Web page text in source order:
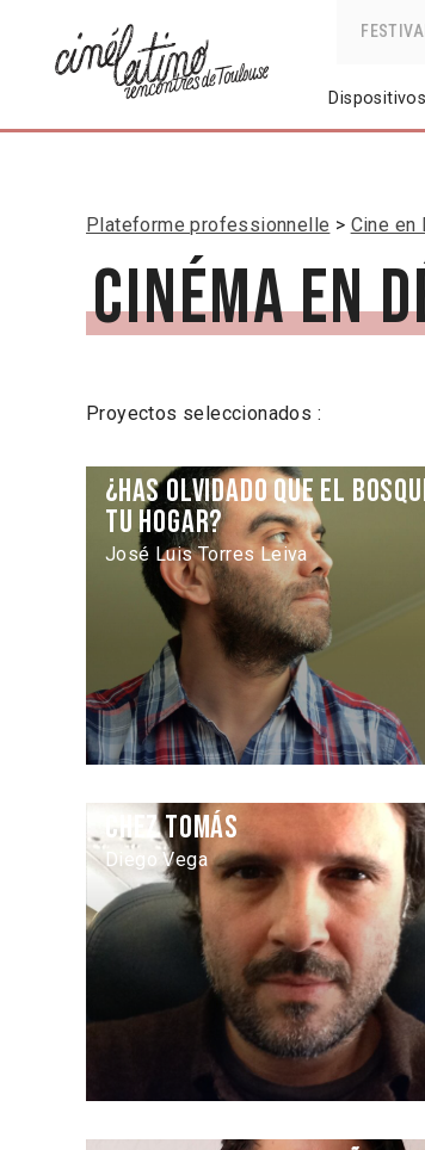
Dispositivos
Plateforme professionnelle Cine en
Cinéma en
Proyectos seleccionados :
¿Has olvidado que el
tu hogar?
José Luis Torres Leiva
Chez Tomás
Diego Vega